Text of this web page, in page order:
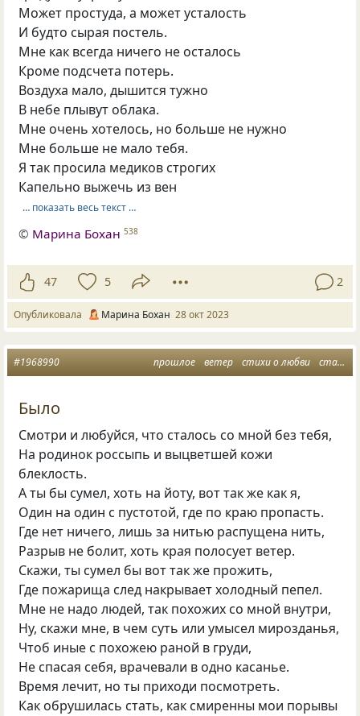
Может простуда, а может усталость
И будто сырая постель.
Мне как всегда ничего не осталось
Кроме подсчета потерь.
Воздуха мало, дышится тужно
В небе плывут облака.
Мне очень хотелось, но больше не нужно
Мне больше не мало тебя.
Я так просила медиков строгих
Капельно выжечь из вен
… показать весь текст …
© Марина Бохан 538
47 5 2
Опубликовала Марина Бохан 28 окт 2023
прошлое ветер стихи о любви стать
#1968990
Было
Смотри и любуйся, что сталось со мной без тебя,
На родинок россыпь и выцветшей кожи
блеклость.
А ты бы сумел, хоть на йоту, вот так же как я,
Один на один с пустотой, где по краю пропасть.
Где нет ничего, лишь за нитью распущена нить,
Разрыв не болит, хоть края полосует ветер.
Скажи, ты сумел бы вот так же прожить,
Где пожарища след накрывает холодный пепел.
Мне не надо людей, так похожих со мной внутри,
Ну, скажи мне, в чем суть или умысел мирозданья,
Чтоб иные с похожею раной в груди,
Не спасая себя, врачевали в одно касанье.
Время лечит, но ты приходи посмотреть.
Как обрушилась стать, как смиренны мои порывы